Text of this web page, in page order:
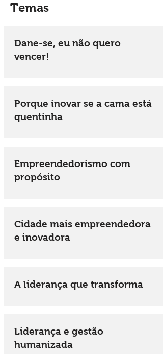
Temas
Dane-se, eu não quero
vencer!
Porque inovar se a cama está
quentinha
Empreendedorismo com
propósito
Cidade mais empreendedora
e inovadora
A liderança que transforma
Liderança e gestão
humanizada